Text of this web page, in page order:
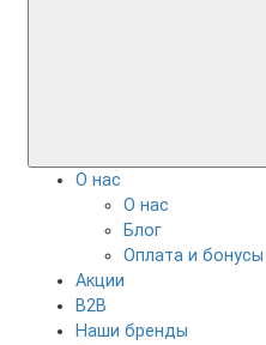
О нас
О нас
Блог
Оплата и бонусы
Акции
B2B
Наши бренды